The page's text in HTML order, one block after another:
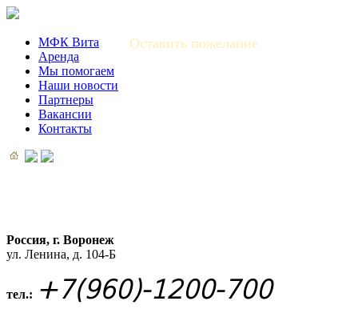
Оставить пожелание
МФК Вита
Аренда
Мы помогаем
Наши новости
Партнеры
Вакансии
Контакты
Россия, г. Воронеж
ул. Ленина, д. 104-Б
тел.: +7(960)-1200-700